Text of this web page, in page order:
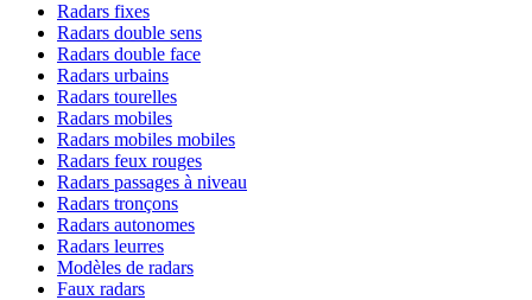
Radars fixes
Radars double sens
Radars double face
Radars urbains
Radars tourelles
Radars mobiles
Radars mobiles mobiles
Radars feux rouges
Radars passages à niveau
Radars tronçons
Radars autonomes
Radars leurres
Modèles de radars
Faux radars